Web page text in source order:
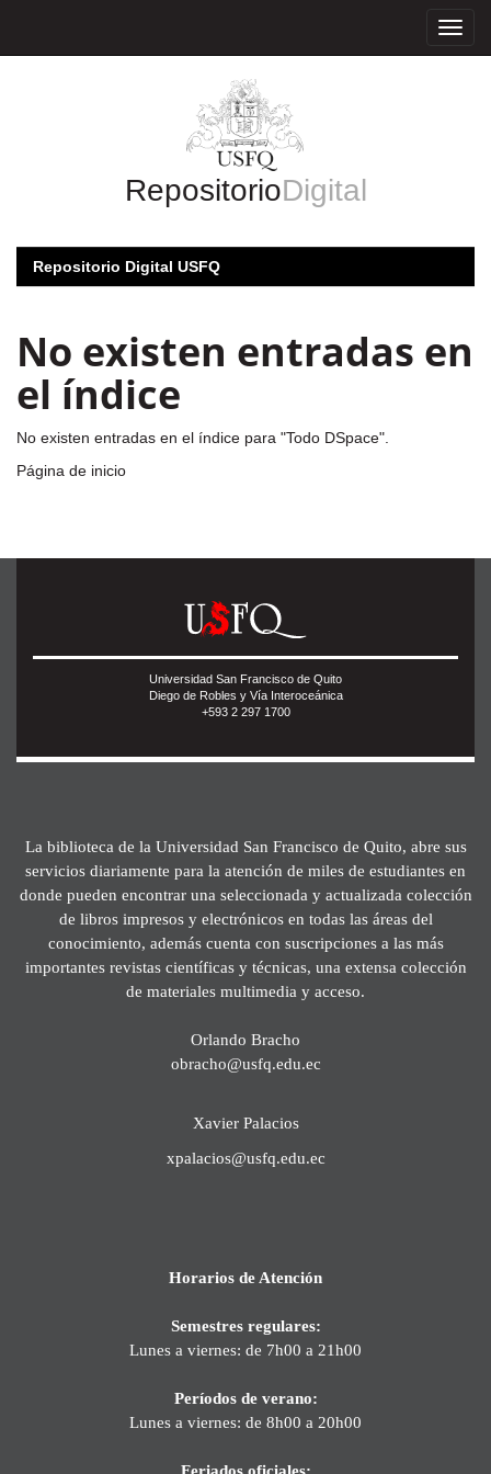
RepositorioDigital
Repositorio Digital USFQ
No existen entradas en
el índice
No existen entradas en el índice para "Todo DSpace".
Página de inicio
Universidad San Francisco de Quito
Diego de Robles y Vía Interoceánica
+593 2 297 1700
La biblioteca de la Universidad San Francisco de Quito, abre sus
servicios diariamente para la atención de miles de estudiantes en
donde pueden encontrar una seleccionada y actualizada colección
de libros impresos y electrónicos en todas las áreas del
conocimiento, además cuenta con suscripciones a las más
importantes revistas científicas y técnicas, una extensa colección
de materiales multimedia y acceso.
Orlando Bracho
obracho@usfq.edu.ec
Xavier Palacios
xpalacios@usfq.edu.ec
Horarios de Atención
Semestres regulares:
Lunes a viernes: de 7h00 a 21h00
Períodos de verano:
Lunes a viernes: de 8h00 a 20h00
Feriados oficiales: